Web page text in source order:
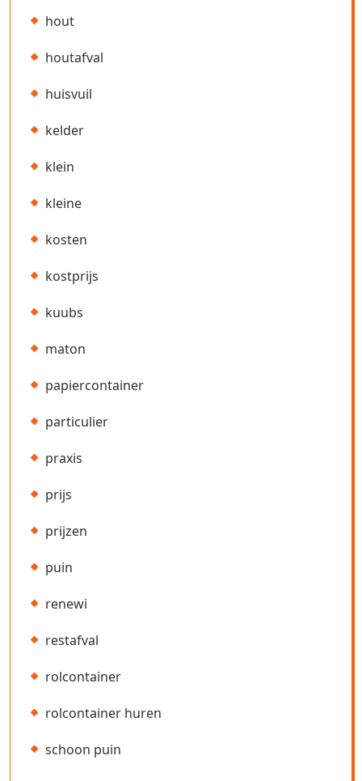
hout
houtafval
huisvuil
kelder
klein
kleine
kosten
kostprijs
kuubs
maton
papiercontainer
particulier
praxis
prijs
prijzen
puin
renewi
restafval
rolcontainer
rolcontainer huren
schoon puin